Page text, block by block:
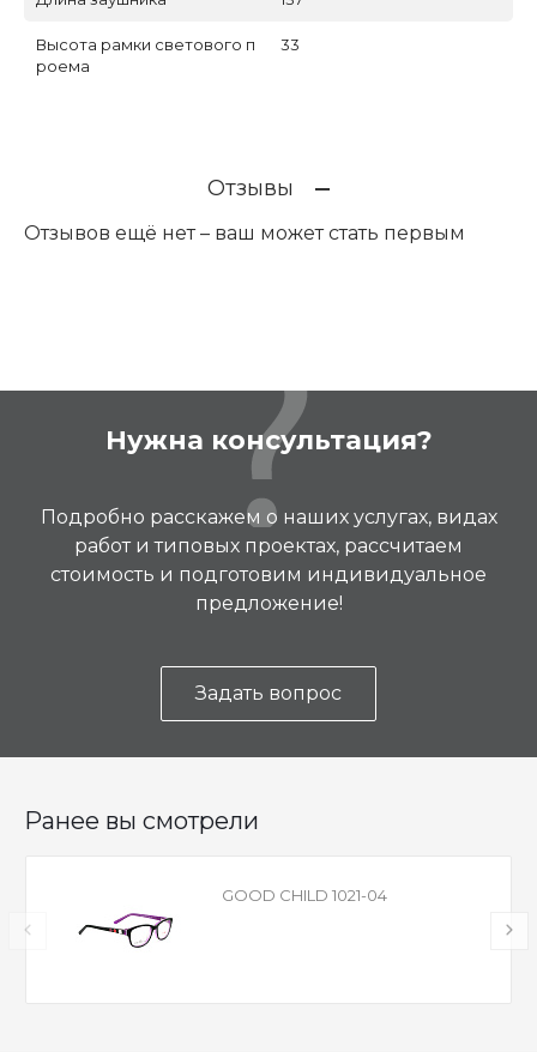
Высота рамки светового п
роема
33
Отзывы
Отзывов ещё нет – ваш может стать первым
Нужна консультация?
Подробно расскажем о наших услугах, видах
работ и типовых проектах, рассчитаем
стоимость и подготовим индивидуальное
предложение!
Задать вопрос
Ранее вы смотрели
GOOD CHILD 1021-04